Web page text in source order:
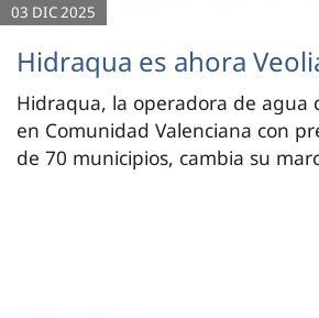
03 DIC 2025
Hidraqua es ahora
Hidraqua, la operadora de agua
en Comunidad Valenciana con
de 70 municipios, cambia su